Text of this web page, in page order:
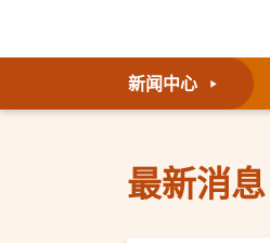
新闻中心
最新消息